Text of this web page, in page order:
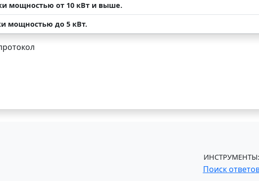
мощностью от 10 кВт и выше.
мощностью до 5 кВт.
ИНСТРУМЕНТЫ:
Поиск